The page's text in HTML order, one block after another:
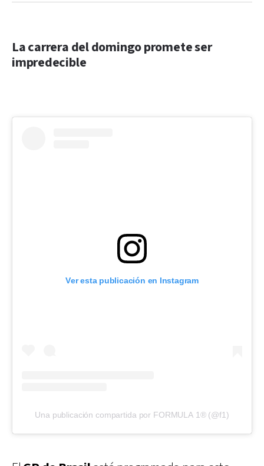
La carrera del domingo promete ser
impredecible
Ver esta publicación en Instagram
Una publicación compartida por FORMULA 1® (@f1)